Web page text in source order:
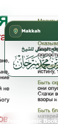
Makkah
Home
Free Islamic Book